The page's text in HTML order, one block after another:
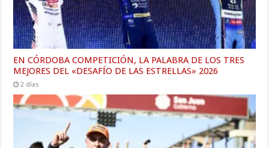
EN CÓRDOBA COMPETICIÓN, LA PALABRA DE LOS TRES
MEJORES DEL «DESAFÍO DE LAS ESTRELLAS» 2026
2 días